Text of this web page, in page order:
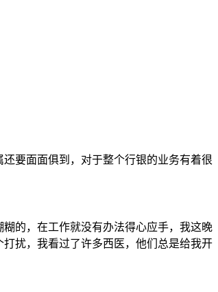
要面面俱到，对于整个行银的业务有着很
的，在工作就没有办法得心应手，我这晚
扰，我看过了许多西医，他们总是给我开